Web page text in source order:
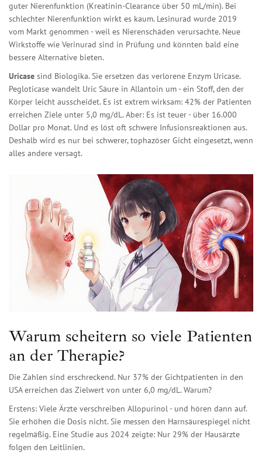
guter Nierenfunktion (Kreatinin-Clearance über 50 mL/min). Bei
schlechter Nierenfunktion wirkt es kaum. Lesinurad wurde 2019
vom Markt genommen - weil es Nierenschäden verursachte. Neue
Wirkstoffe wie Verinurad sind in Prüfung und könnten bald eine
bessere Alternative bieten.
Uricase sind Biologika. Sie ersetzen das verlorene Enzym Uricase.
Pegloticase wandelt Uric Säure in Allantoin um - ein Stoff, den der
Körper leicht ausscheidet. Es ist extrem wirksam: 42% der Patienten
erreichen Ziele unter 5,0 mg/dL. Aber: Es ist teuer - über 16.000
Dollar pro Monat. Und es löst oft schwere Infusionsreaktionen aus.
Deshalb wird es nur bei schwerer, tophazöser Gicht eingesetzt, wenn
alles andere versagt.
Warum scheitern so viele Patienten
an der Therapie?
Die Zahlen sind erschreckend. Nur 37% der Gichtpatienten in den
USA erreichen das Zielwert von unter 6,0 mg/dL. Warum?
Erstens: Viele Ärzte verschreiben Allopurinol - und hören dann auf.
Sie erhöhen die Dosis nicht. Sie messen den Harnsäurespiegel nicht
regelmäßig. Eine Studie aus 2024 zeigte: Nur 29% der Hausärzte
folgen den Leitlinien.